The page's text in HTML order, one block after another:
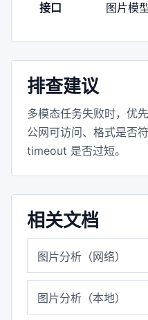
接口 图片模
排查建议
多模态任务失败时，优
公网可访问、格式是否
timeout 是否过短。
相关文档
图片分析（网络）
图片分析（本地）